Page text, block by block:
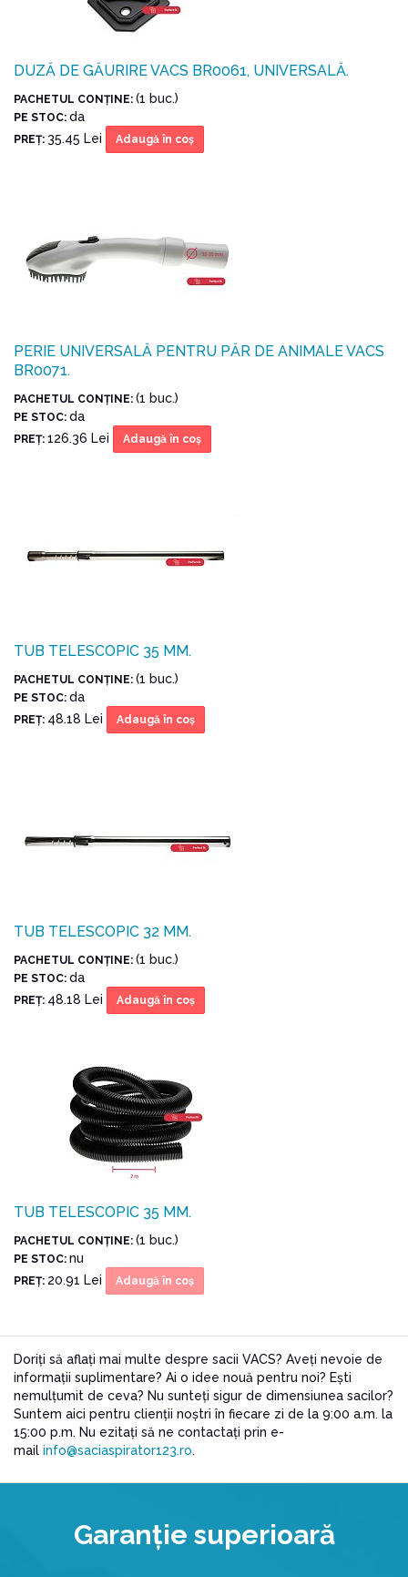
DUZĂ DE GĂURIRE VACS BR0061, UNIVERSALĂ.
PACHETUL CONŢINE: (1 buc.)
PE STOC: da
PREŢ: 35.45 Lei Adaugă în coş
PERIE UNIVERSALĂ PENTRU PĂR DE ANIMALE VACS
BR0071.
PACHETUL CONŢINE: (1 buc.)
PE STOC: da
PREŢ: 126.36 Lei Adaugă în coş
TUB TELESCOPIC 35 MM.
PACHETUL CONŢINE: (1 buc.)
PE STOC: da
PREŢ: 48.18 Lei Adaugă în coş
TUB TELESCOPIC 32 MM.
PACHETUL CONŢINE: (1 buc.)
PE STOC: da
PREŢ: 48.18 Lei Adaugă în coş
TUB TELESCOPIC 35 MM.
PACHETUL CONŢINE: (1 buc.)
PE STOC: nu
PREŢ: 20.91 Lei Adaugă în coş
Doriți să aflați mai multe despre sacii VACS? Aveți nevoie de
informații suplimentare? Ai o idee nouă pentru noi? Ești
nemulțumit de ceva? Nu sunteți sigur de dimensiunea sacilor?
Suntem aici pentru clienții noștri în fiecare zi de la 9:00 a.m. la
15:00 p.m. Nu ezitați să ne contactați prin e-
mail info@saciaspirator123.ro.
Garanţie superioară